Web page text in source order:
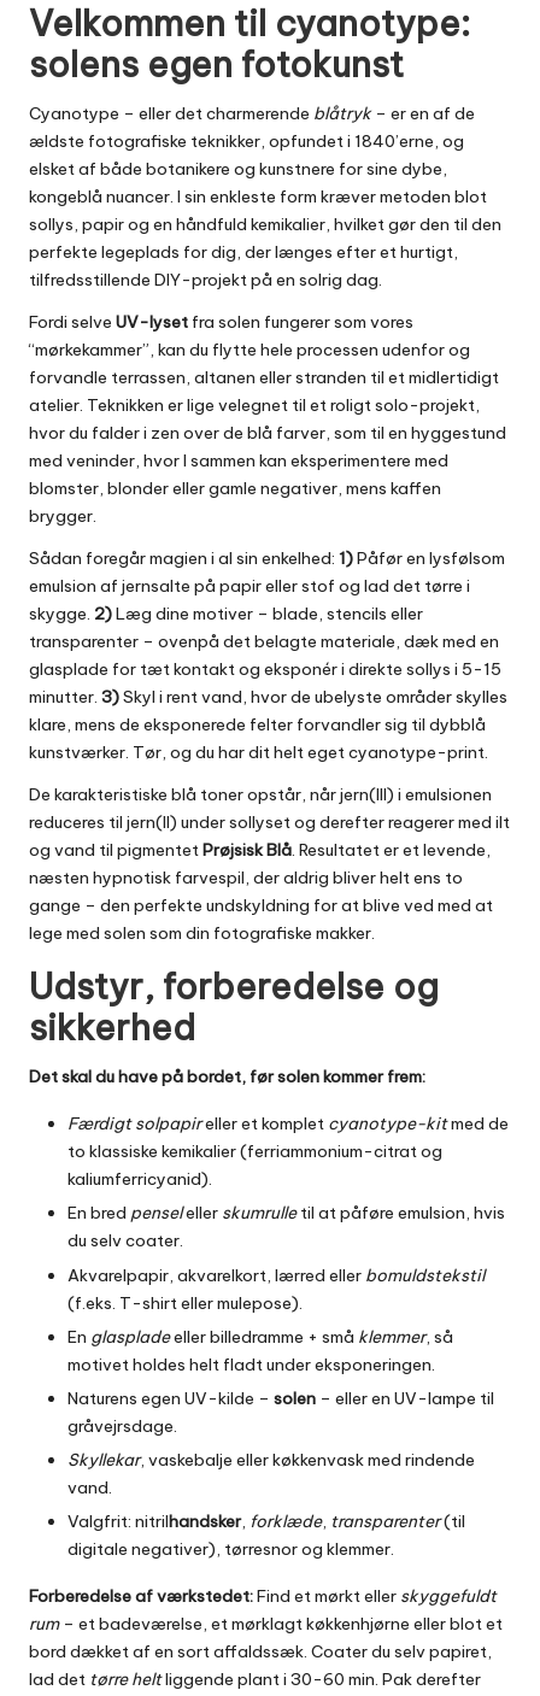
Velkommen til cyanotype:
solens egen fotokunst
Cyanotype – eller det charmerende blåtryk– er en af de
ældste fotografiske teknikker, opfundet i 1840’erne, og
elsket af både botanikere og kunstnere for sine dybe,
kongeblå nuancer. I sin enkleste form kræver metoden blot
sollys, papir og en håndfuld kemikalier, hvilket gør den til den
perfekte legeplads for dig, der længes efter et hurtigt,
tilfredsstillende DIY-projekt på en solrig dag.
Fordi selve UV-lyset fra solen fungerer som vores
“mørkekammer”, kan du flytte hele processen udenfor og
forvandle terrassen, altanen eller stranden til et midlertidigt
atelier. Teknikken er lige velegnet til et roligt solo-projekt,
hvor du falder i zen over de blå farver, som til en hyggestund
med veninder, hvor I sammen kan eksperimentere med
blomster, blonder eller gamle negativer, mens kaffen
brygger.
Sådan foregår magien i al sin enkelhed: 1)Påfør en lysfølsom
emulsion af jernsalte på papir eller stof og lad det tørre i
skygge. 2)Læg dine motiver – blade, stencils eller
transparenter – ovenpå det belagte materiale, dæk med en
glasplade for tæt kontakt og eksponér i direkte sollys i 5-15
minutter. 3)Skyl i rent vand, hvor de ubelyste områder skylles
klare, mens de eksponerede felter forvandler sig til dybblå
kunstværker. Tør, og du har dit helt eget cyanotype-print.
De karakteristiske blå toner opstår, når jern(III) i emulsionen
reduceres til jern(II) under sollyset og derefter reagerer med ilt
og vand til pigmentetPrøjsisk Blå. Resultatet er et levende,
næsten hypnotisk farvespil, der aldrig bliver helt ens to
gange – den perfekte undskyldning for at blive ved med at
lege med solen som din fotografiske makker.
Udstyr, forberedelse og
sikkerhed
Det skal du have på bordet, før solen kommer frem:
Færdigt solpapireller et komplet cyanotype-kitmed de
to klassiske kemikalier (ferriammonium-citrat og
kaliumferricyanid).
En bred penseleller skumrulletil at påføre emulsion, hvis
du selv coater.
Akvarelpapir, akvarelkort, lærred eller bomuldstekstil
(f.eks. T-shirt eller mulepose).
En glaspladeeller billedramme + små klemmer, så
motivet holdes helt fladt under eksponeringen.
Naturens egen UV-kilde – solen – eller en UV-lampe til
gråvejrsdage.
Skyllekar, vaskebalje eller køkkenvask med rindende
vand.
Valgfrit: nitrilhandsker, forklæde, transparenter(til
digitale negativer), tørresnor og klemmer.
Forberedelse af værkstedet:Find et mørkt eller skyggefuldt
rum– et badeværelse, et mørklagt køkkenhjørne eller blot et
bord dækket af en sort affaldssæk. Coater du selv papiret,
lad det tørre heltliggende plant i 30-60 min. Pak derefter